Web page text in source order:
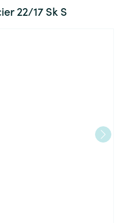
22/17 Sk S